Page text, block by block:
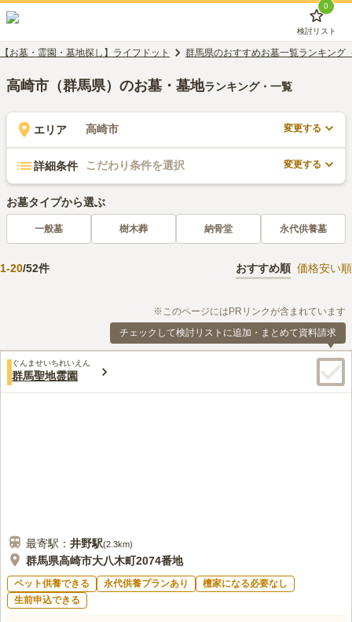
0
検討リスト
【お墓・霊園・墓地探し】ライフドット 群馬県のおすすめお墓一覧ランキング
高崎市（群馬県）のお墓・墓地ランキング・一覧
エリア 高崎市 変更する
詳細条件 こだわり条件を選択 変更する
お墓タイプから選ぶ
一般墓 樹木葬 納骨堂 永代供養墓
1-20/52件 おすすめ順 価格安い順
※このページにはPRリンクが含まれています
チェックして検討リストに追加・まとめて資料請求
ぐんませいちれいえん
群馬聖地霊園
最寄駅： 井野駅(2.3km)
群馬県高崎市大八木町2074番地
ペット供養できる 永代供養プランあり
檀家になる必要なし
生前申込できる